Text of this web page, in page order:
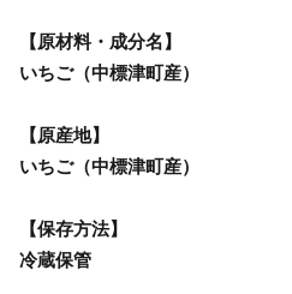
【原材料・成分名】
いちご（中標津町産）
【原産地】
いちご（中標津町産）
【保存方法】
冷蔵保管